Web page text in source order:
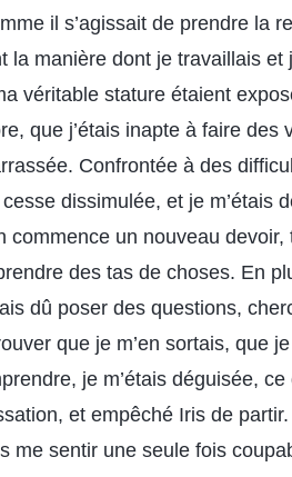
il s’agissait de prendre la
manière dont je travaillais et
véritable stature étaient
que j’étais inapte à faire des
Confrontée à des
dissimulée, et je m’étais
un nouveau devoir,
des tas de choses. En
dû poser des questions,
que je m’en sortais, que
je m’étais déguisée,
et empêché Iris de partir.
me sentir une seule fois